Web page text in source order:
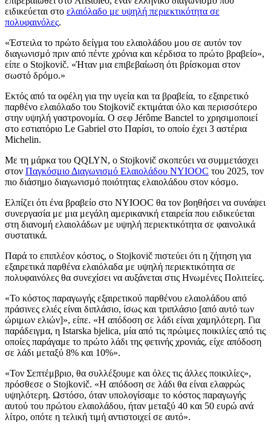
ειδικεύεται στο ελαιόλαδο με υψηλή περιεκτικότητα σε
πολυφαινόλες.
«Έστειλα το πρώτο δείγμα του ελαιολάδου μου σε αυτόν τον
διαγωνισμό πριν από πέντε χρόνια και κέρδισα το πρώτο βραβείο»,
είπε ο Stojkovič. «Ήταν μια επιβεβαίωση ότι βρίσκομαι στον
σωστό δρόμο.»
Εκτός από τα οφέλη για την υγεία και τα βραβεία, το εξαιρετικό
παρθένο ελαιόλαδο του Stojkovič εκτιμάται όλο και περισσότερο
στην υψηλή γαστρονομία. Ο σεφ Jérôme Banctel το χρησιμοποιεί
στο εστιατόριο Le Gabriel στο Παρίσι, το οποίο έχει 3 αστέρια
Michelin.
Με τη μάρκα του QQLYN, ο Stojkovič σκοπεύει να συμμετάσχει
στον Παγκόσμιο Διαγωνισμό Ελαιολάδου NYIOOC του 2025, τον
πιο διάσημο διαγωνισμό ποιότητας ελαιολάδου στον κόσμο.
Ελπίζει ότι ένα βραβείο στο NYIOOC θα τον βοηθήσει να συνάψει
συνεργασία με μια μεγάλη αμερικανική εταιρεία που ειδικεύεται
στη διανομή ελαιολάδων με υψηλή περιεκτικότητα σε φαινολικά
συστατικά.
Παρά το επιπλέον κόστος, ο Stojkovič πιστεύει ότι η ζήτηση για
εξαιρετικά παρθένα ελαιόλαδα με υψηλή περιεκτικότητα σε
πολυφαινόλες θα συνεχίσει να αυξάνεται στις Ηνωμένες Πολιτείες.
«Το κόστος παραγωγής εξαιρετικού παρθένου ελαιολάδου από
πράσινες ελιές είναι διπλάσιο, ίσως και τριπλάσιο [από αυτό των
ώριμων ελιών]», είπε. «Η απόδοση σε λάδι είναι χαμηλότερη. Για
παράδειγμα, η Istarska bjelica, μία από τις πρώιμες ποικιλίες από τις
οποίες παράγαμε το πρώτο λάδι της φετινής χρονιάς, είχε απόδοση
σε λάδι μεταξύ 8% και 10%».
«Τον Σεπτέμβριο, θα συλλέξουμε και όλες τις άλλες ποικιλίες»,
πρόσθεσε ο Stojkovič. «Η απόδοση σε λάδι θα είναι ελαφρώς
υψηλότερη. Ωστόσο, όταν υπολογίσαμε το κόστος παραγωγής
αυτού του πρώτου ελαιολάδου, ήταν μεταξύ 40 και 50 ευρώ ανά
λίτρο, οπότε η τελική τιμή αντιστοιχεί σε αυτό».